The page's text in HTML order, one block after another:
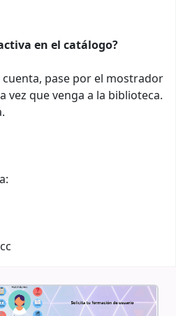
en el catálogo?
pase por el mostrador
vez que venga a la biblioteca.